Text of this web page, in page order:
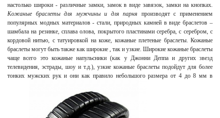
настолько широки - различные замки, замок в виде завязок, замки на кнопках.
Кожаные браслеты для мужчины и для парня производят с применением
популярных модных материалов - стали, природных камней в виде браслетов –
шамбала на резинке, сплава олова, покрытого пластинами серебра, с серебром, с
кордовой нитью, с татуировкой на коже, кожаные плетеные браслеты. Кожаные
браслеты могут быть также как широкие , так и узкие. Широкие кожаные браслеты
чаще всего это кожаные напульсники (как у Джонни Деппа и других звезд
телевидения, эстрады, шоу и т.д.), узкие кожаные браслеты подойдут для более
тонких мужских рук и они как правило небольшого размера от 4 до 8 мм в